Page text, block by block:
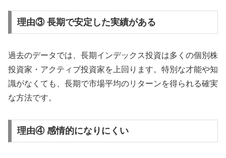
理由③ 長期で安定した実績がある
過去のデータでは、長期インデックス投資は多くの個別株
投資家・アクティブ投資家を上回ります。特別な才能や知
識がなくても、長期で市場平均のリターンを得られる確実
な方法です。
理由④ 感情的になりにくい